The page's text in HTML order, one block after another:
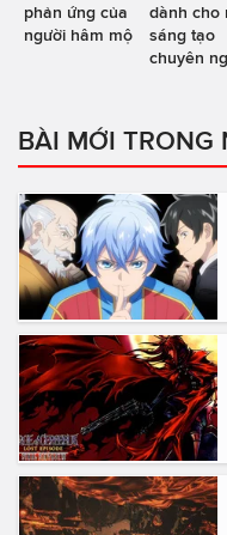
phản ứng của
người hâm mộ
dành cho
sáng tạo
chuyên
BÀI MỚI TRONG